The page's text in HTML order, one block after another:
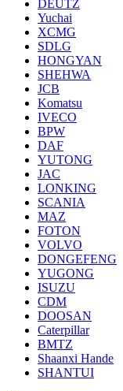
DEUTZ
Yuchai
XCMG
SDLG
HONGYAN
SHEHWA
JCB
Komatsu
IVECO
BPW
DAF
YUTONG
JAC
LONKING
SCANIA
MAZ
FOTON
VOLVO
DONGEFENG
YUGONG
ISUZU
CDM
DOOSAN
Caterpillar
BMTZ
Shaanxi Hande
SHANTUI